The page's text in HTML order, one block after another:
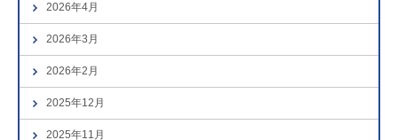
2026年4月
2026年3月
2026年2月
2025年12月
2025年11月